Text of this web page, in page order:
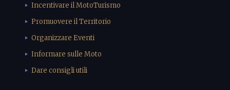
Incentivare il MotoTurismo
Promuovere il Territorio
Organizzare Eventi
Informare sulle Moto
Dare consigli utili